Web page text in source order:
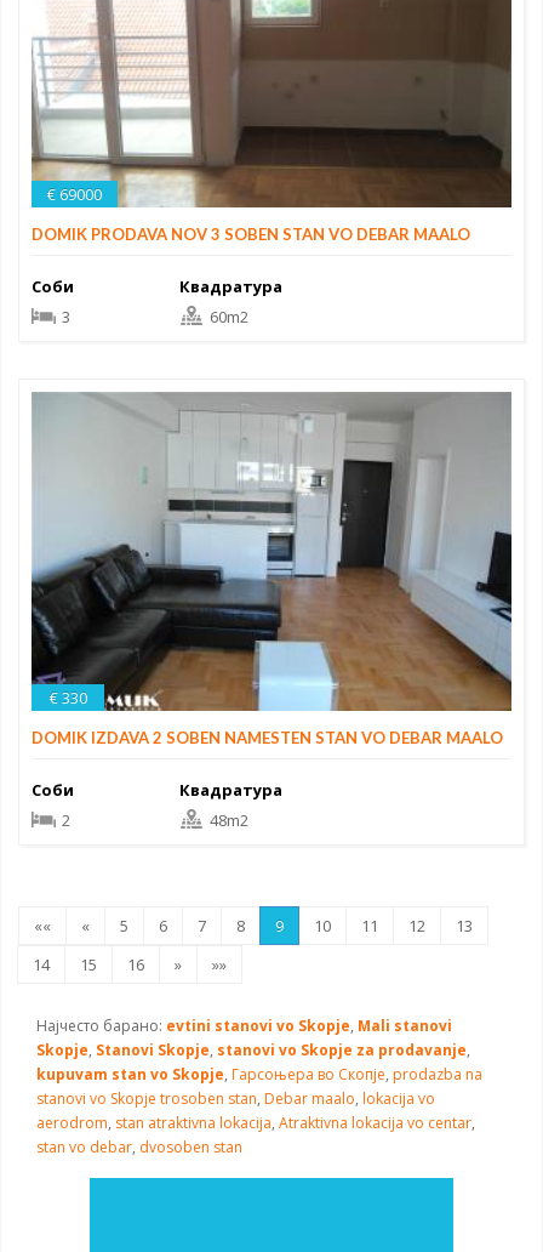
€ 69000
DOMIK PRODAVA NOV 3 SOBEN STAN VO DEBAR MAALO
Соби
3
Квадратура
60m2
€ 330
DOMIK IZDAVA 2 SOBEN NAMESTEN STAN VO DEBAR MAALO
Соби
2
Квадратура
48m2
«« « 5 6 7 8 9 10 11 12
13
14
15 16 » »»
Најчесто барано: evtini stanovi vo Skopje, Mali stanovi
Skopje, Stanovi Skopje, stanovi vo Skopje za prodavanje,
kupuvam stan vo Skopje, Гарсоњера во Скопје, prodazba na
stanovi vo Skopje trosoben stan, Debar maalo, lokacija vo
aerodrom, stan atraktivna lokacija, Atraktivna lokacija vo centar,
stan vo debar, dvosoben stan